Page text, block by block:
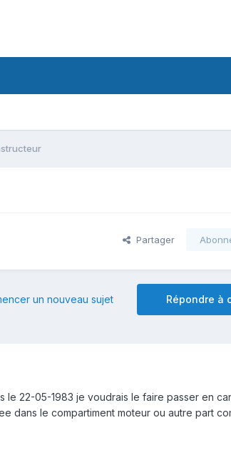
Partager
Répondre à
un nouveau sujet
22-05-1983 je voudrais le faire passer en
dans le compartiment moteur ou autre part